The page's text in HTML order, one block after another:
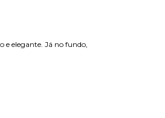
e elegante. Já no fundo,